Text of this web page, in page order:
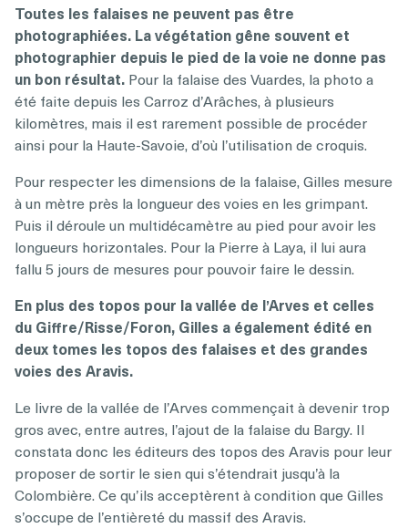
Toutes les falaises ne peuvent pas être
photographiées. La végétation gêne souvent et
photographier depuis le pied de la voie ne donne pas
un bon résultat. Pour la falaise des Vuardes, la photo a
été faite depuis les Carroz d’Arâches, à plusieurs
kilomètres, mais il est rarement possible de procéder
ainsi pour la Haute-Savoie, d’où l’utilisation de croquis.
Pour respecter les dimensions de la falaise, Gilles mesure
à un mètre près la longueur des voies en les grimpant.
Puis il déroule un multidécamètre au pied pour avoir les
longueurs horizontales. Pour la Pierre à Laya, il lui aura
fallu 5 jours de mesures pour pouvoir faire le dessin.
En plus des topos pour la vallée de l’Arves et celles
du Giffre/Risse/Foron, Gilles a également édité en
deux tomes les topos des falaises et des grandes
voies des Aravis.
Le livre de la vallée de l’Arves commençait à devenir trop
gros avec, entre autres, l’ajout de la falaise du Bargy. Il
constata donc les éditeurs des topos des Aravis pour leur
proposer de sortir le sien qui s’étendrait jusqu’à la
Colombière. Ce qu’ils acceptèrent à condition que Gilles
s’occupe de l’entièreté du massif des Aravis.